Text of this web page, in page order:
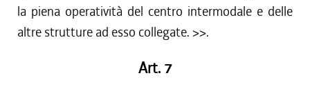
la piena operatività del centro intermodale e delle
altre strutture ad esso collegate. >>.
Art. 7